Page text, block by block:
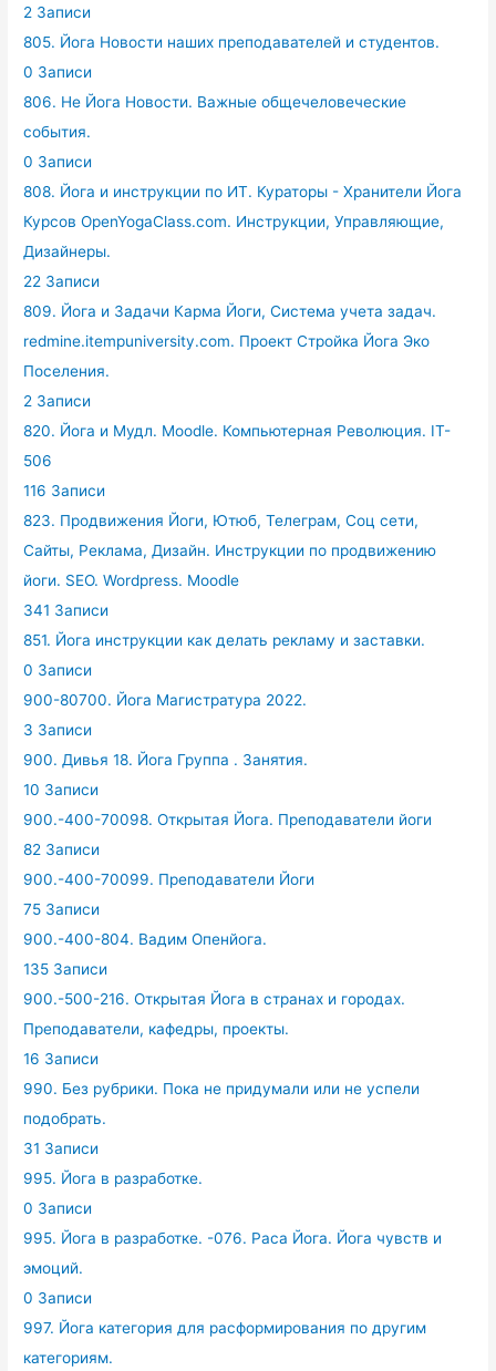
2 Записи
805. Йога Новости наших преподавателей и студентов.
0 Записи
806. Не Йога Новости. Важные общечеловеческие
события.
0 Записи
808. Йога и инструкции по ИТ. Кураторы - Хранители Йога
Курсов OpenYogaClass.com. Инструкции, Управляющие,
Дизайнеры.
22 Записи
809. Йога и Задачи Карма Йоги, Система учета задач.
redmine.itempuniversity.com. Проект Стройка Йога Эко
Поселения.
2 Записи
820. Йога и Мудл. Moodle. Компьютерная Революция. IT-
506
116 Записи
823. Продвижения Йоги, Ютюб, Телеграм, Соц сети,
Сайты, Реклама, Дизайн. Инструкции по продвижению
йоги. SEO. Wordpress. Moodle
341 Записи
851. Йога инструкции как делать рекламу и заставки.
0 Записи
900-80700. Йога Магистратура 2022.
3 Записи
900. Дивья 18. Йога Группа . Занятия.
10 Записи
900.-400-70098. Открытая Йога. Преподаватели йоги
82 Записи
900.-400-70099. Преподаватели Йоги
75 Записи
900.-400-804. Вадим Опенйога.
135 Записи
900.-500-216. Открытая Йога в странах и городах.
Преподаватели, кафедры, проекты.
16 Записи
990. Без рубрики. Пока не придумали или не успели
подобрать.
31 Записи
995. Йога в разработке.
0 Записи
995. Йога в разработке. -076. Раса Йога. Йога чувств и
эмоций.
0 Записи
997. Йога категория для расформирования по другим
категориям.